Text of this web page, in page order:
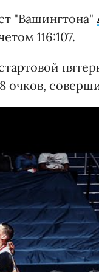
"Вашингтона"
116:107.
очков,